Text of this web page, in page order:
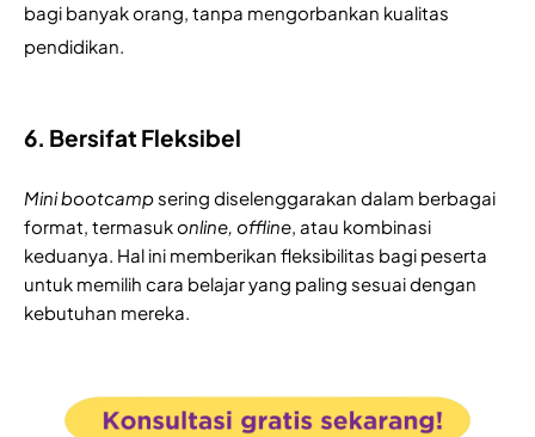
bagi banyak orang, tanpa mengorbankan kualitas
pendidikan.
6. Bersifat Fleksibel
Mini bootcamp sering diselenggarakan dalam berbagai
format, termasuk online, offline, atau kombinasi
keduanya. Hal ini memberikan fleksibilitas bagi peserta
untuk memilih cara belajar yang paling sesuai dengan
kebutuhan mereka.